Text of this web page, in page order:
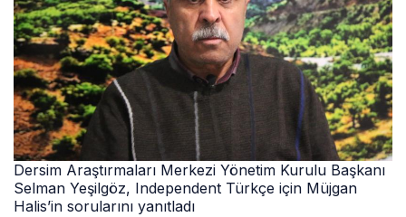
Dersim Araştırmaları Merkezi Yönetim Kurulu Başkanı
Selman Yeşilgöz, Independent Türkçe için Müjgan
Halis’in sorularını yanıtladı